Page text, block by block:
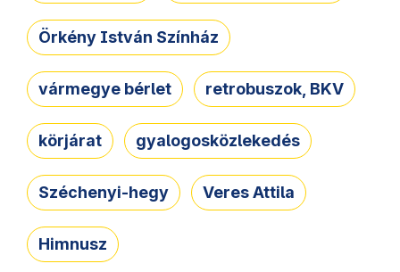
Örkény István Színház
vármegye bérlet retrobuszok, BKV
körjárat gyalogosközlekedés
Széchenyi-hegy Veres Attila
Himnusz